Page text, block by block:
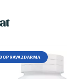
DOPRAVA ZDARMA